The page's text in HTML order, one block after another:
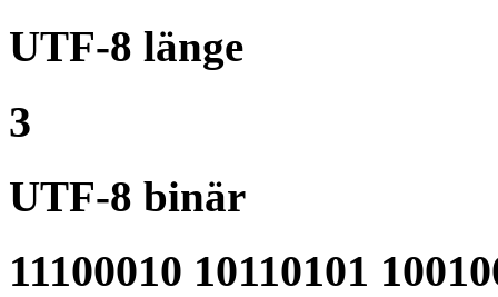
UTF-8 länge
3
UTF-8 binär
11100010 10110101